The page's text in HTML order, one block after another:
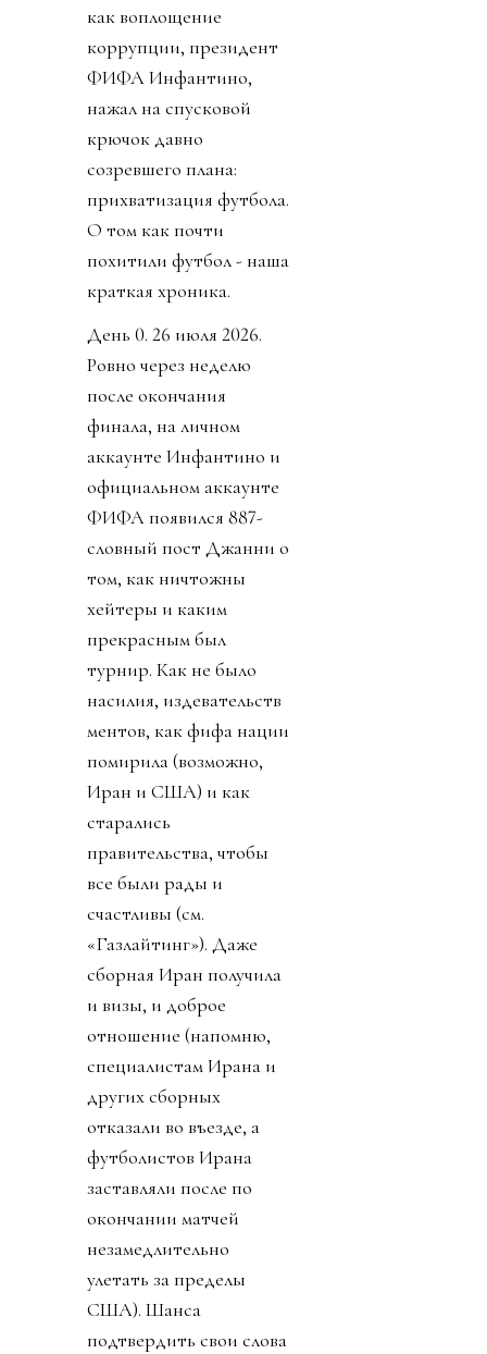
как воплощение
коррупции, президент
ФИФА Инфантино,
нажал на спусковой
крючок давно
созревшего плана:
прихватизация футбола.
О том как почти
похитили футбол - наша
краткая хроника.
День 0. 26 июля 2026.
Ровно через неделю
после окончания
финала, на личном
аккаунте Инфантино и
официальном аккаунте
ФИФА появился 887-
словный пост Джанни о
том, как ничтожны
хейтеры и каким
прекрасным был
турнир. Как не было
насилия, издевательств
ментов, как фифа нации
помирила (возможно,
Иран и США) и как
старались
правительства, чтобы
все были рады и
счастливы (см.
«Газлайтинг»). Даже
сборная Иран получила
и визы, и доброе
отношение (напомню,
специалистам Ирана и
других сборных
отказали во въезде, а
футболистов Ирана
заставляли после по
окончании матчей
незамедлительно
улетать за пределы
США). Шанса
подтвердить свои слова